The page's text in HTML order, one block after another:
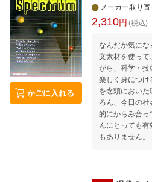
かごに入れる
メーカー取り
2,310円 (税込)
なんだか気に
文素材を使って
がら、科学・技
楽しく身につけ
を念頭におい
ろん、今日の
的にからみ合っ
んにとっても
もありません。